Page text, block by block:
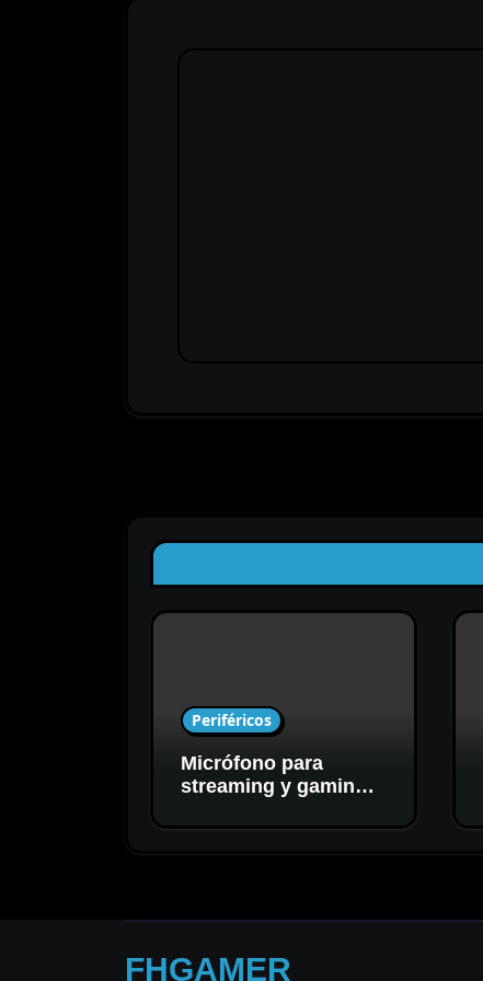
Periféricos
Micrófono para
streaming y gaming:
para tu setup
FHGAMER